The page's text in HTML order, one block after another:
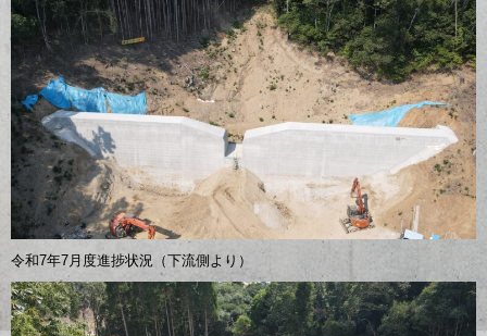
令和7年7月度進捗状況（下流側より）